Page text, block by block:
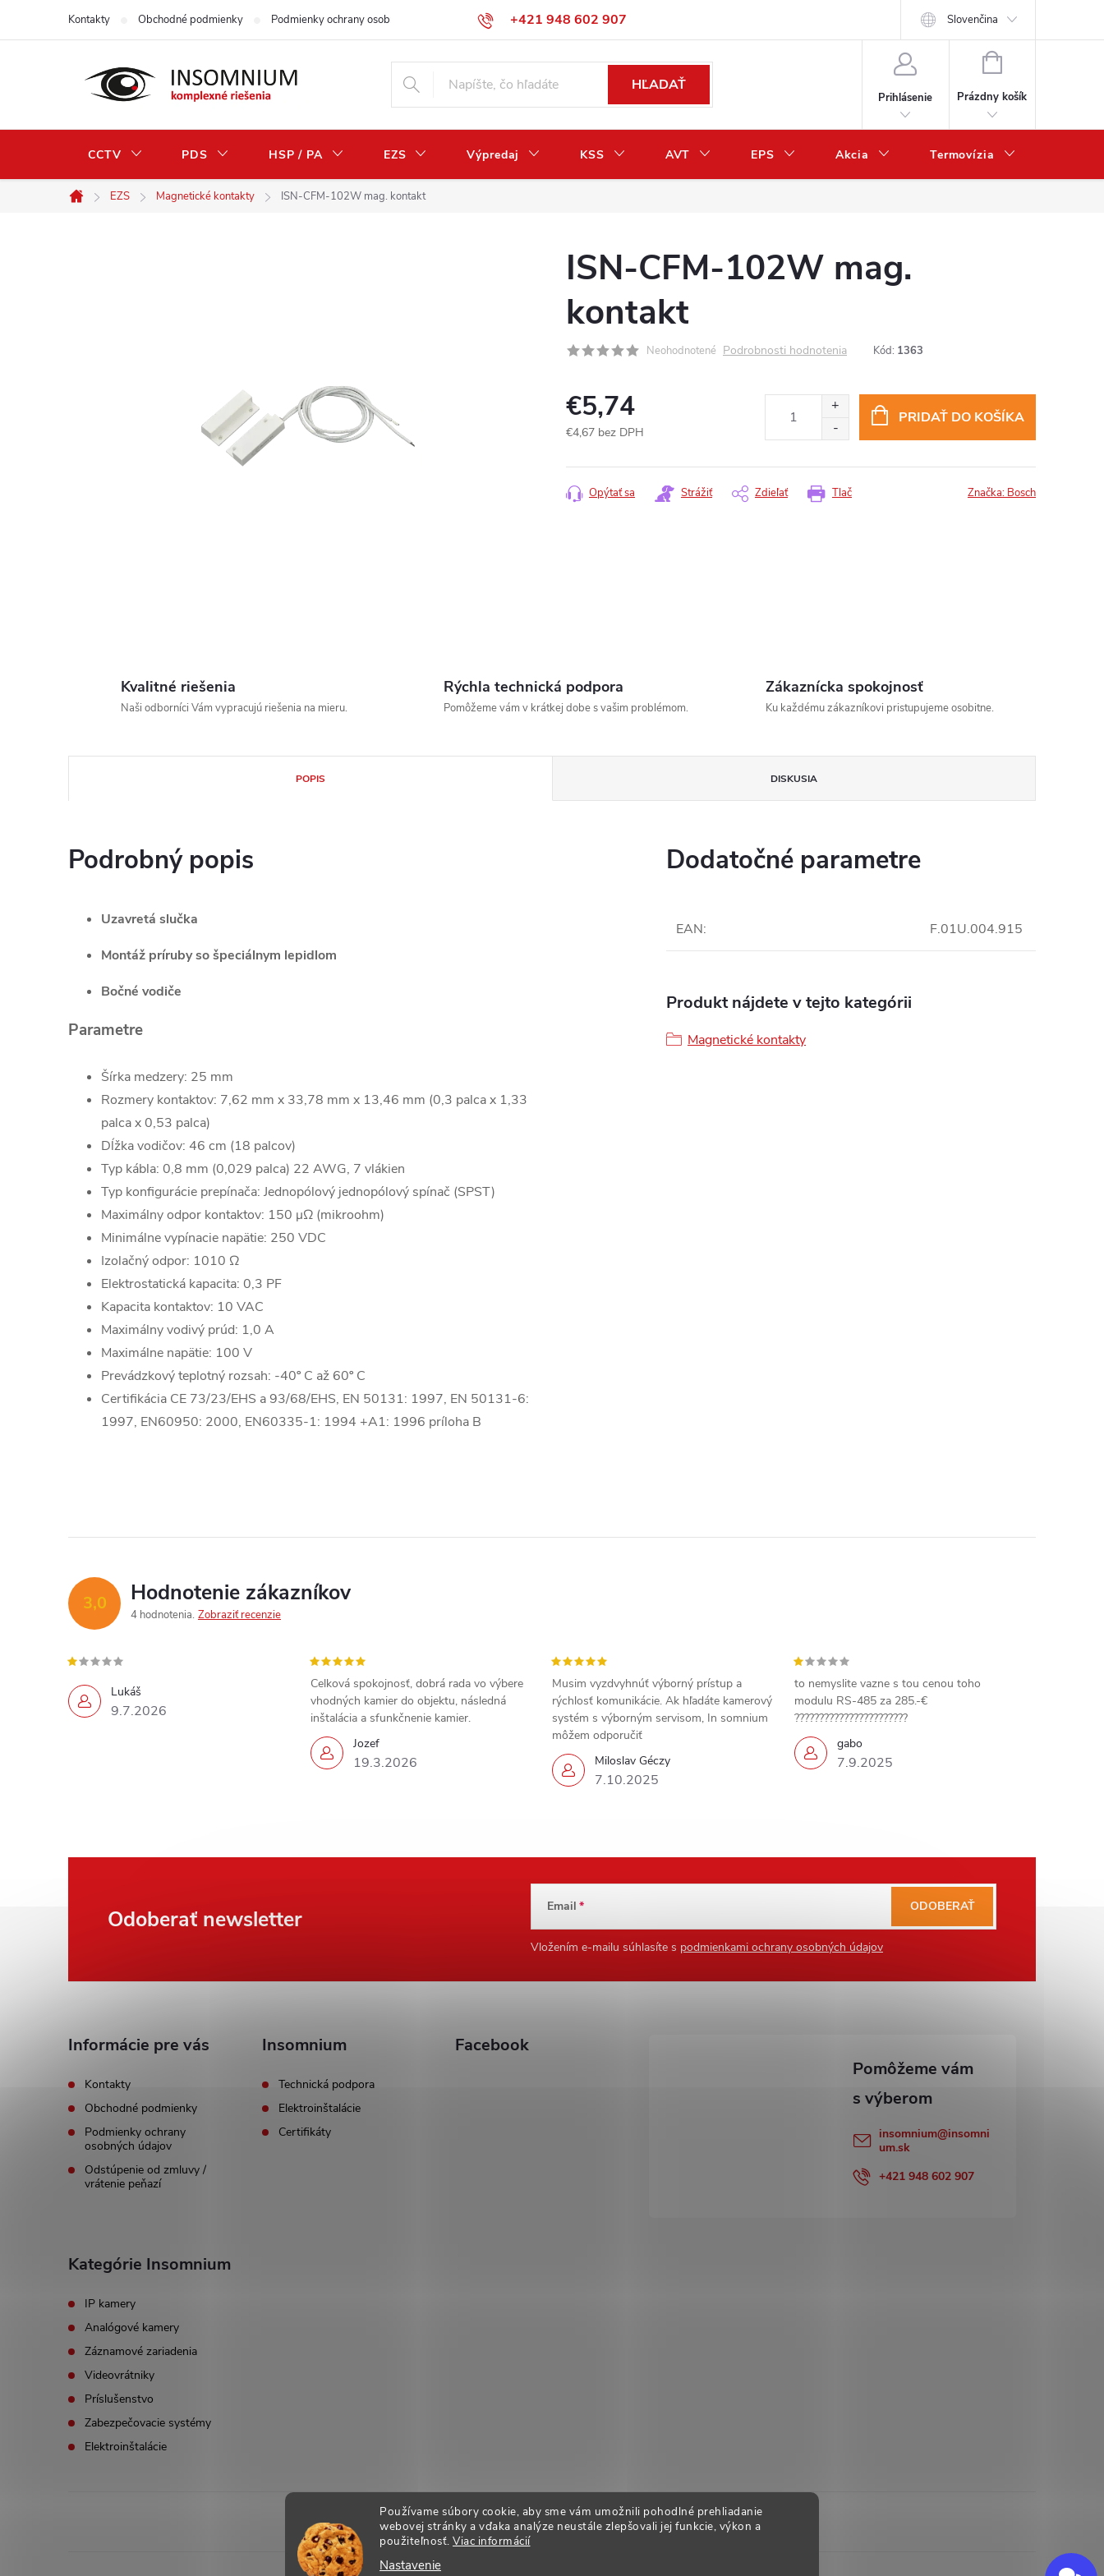
Používame súbory cookie, aby sme vám umožnili pohodlné prehliadanie
webovej stránky a vďaka analýze neustále zlepšovali jej funkcie, výkon a
použiteľnosť. Viac informácií
Nastavenie
+421 948 602 907
Kontakty Obchodné podmienky Podmienky ochrany osobných údajov Odstúpenie od zmluvy / vrátenie peňazí Slovenčina
HĽADAŤ
Prihlásenie
NÁKUPNÝ
Prázdny košík
CCTV PDS HSP / PA EZS Výpredaj KSS AVT EPS Akcia Termovízia
Domov
EZS Magnetické kontakty ISN-CFM-102W mag. kontakt
ISN-CFM-102W mag.
kontakt
Neohodnotené Podrobnosti hodnotenia Kód: 1363
€5,74
€4,67 bez DPH
cena:
PRIDAŤ DO KOŠÍKA
Tlač
Opýtať sa Strážiť Zdieľať Značka: Bosch
Kvalitné riešenia
Naši odborníci Vám vypracujú riešenia na mieru.
Rýchla technická podpora
Pomôžeme vám v krátkej dobe s vašim problémom.
Zákaznícka spokojnosť
Ku každému zákazníkovi pristupujeme osobitne.
POPIS DISKUSIA
Podrobný popis
Uzavretá slučka
Montáž príruby so špeciálnym lepidlom
Bočné vodiče
Parametre
Šírka medzery: 25 mm
Rozmery kontaktov: 7,62 mm x 33,78 mm x 13,46 mm (0,3 palca x 1,33
palca x 0,53 palca)
Dĺžka vodičov: 46 cm (18 palcov)
Typ kábla: 0,8 mm (0,029 palca) 22 AWG, 7 vlákien
Typ konfigurácie prepínača: Jednopólový jednopólový spínač (SPST)
Maximálny odpor kontaktov: 150 μΩ (mikroohm)
Minimálne vypínacie napätie: 250 VDC
Izolačný odpor: 1010 Ω
Elektrostatická kapacita: 0,3 PF
Kapacita kontaktov: 10 VAC
Maximálny vodivý prúd: 1,0 A
Maximálne napätie: 100 V
Prevádzkový teplotný rozsah: -40º C až 60º C
Certifikácia CE 73/23/EHS a 93/68/EHS, EN 50131: 1997, EN 50131-6:
1997, EN60950: 2000, EN60335-1: 1994 +A1: 1996 príloha B
Dodatočné parametre
EAN: F.01U.004.915
Produkt nájdete v tejto kategórii
Magnetické kontakty
3,0 Hodnotenie zákazníkov
4 hodnotenia Zobraziť recenzie
Lukáš
9.7.2026
Jozef
19.3.2026
Celková spokojnosť, dobrá rada vo výbere
vhodných kamier do objektu, následná
inštalácia a sfunkčnenie kamier.
Miloslav Géczy
7.10.2025
Musim vyzdvyhnúť výborný prístup a
rýchlosť komunikácie. Ak hľadáte kamerový
systém s výborným servisom, In somnium
môžem odporučiť
gabo
7.9.2025
to nemyslite vazne s tou cenou toho
modulu RS-485 za 285.-€
???????????????????????
Odoberať newsletter Email
Vložením e-mailu súhlasíte s podmienkami ochrany osobných údajov
ODOBERAŤ
Informácie pre vás
Kontakty
Obchodné podmienky
Podmienky ochrany
osobných údajov
Odstúpenie od zmluvy /
vrátenie peňazí
Insomnium
Technická podpora
Elektroinštalácie
Certifikáty
Facebook
insomnium@insomni
um.sk
+421 948 602 907
Kategórie Insomnium
IP kamery
Analógové kamery
Záznamové zariadenia
Videovrátniky
Príslušenstvo
Zabezpečovacie systémy
Elektroinštalácie